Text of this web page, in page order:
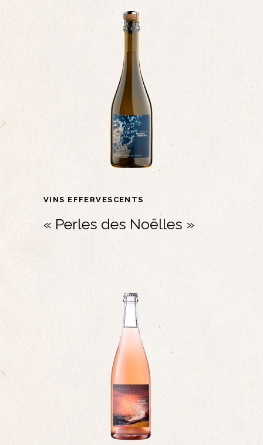
VINS EFFERVESCENTS
« Perles des Noëlles »